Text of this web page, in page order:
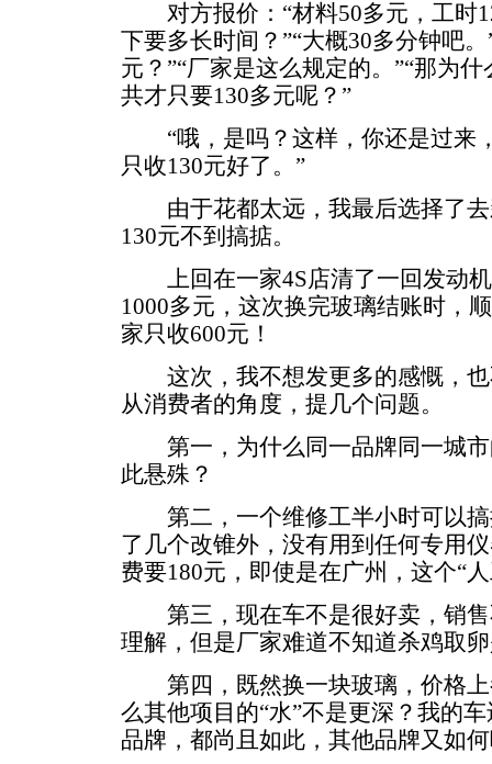
对方报价：“材料50多元，工时
下要多长时间？”“大概30多分钟吧
元？”“厂家是这么规定的。”“那为
共才只要130多元呢？”
“哦，是吗？这样，你还是过来
只收130元好了。”
由于花都太远，我最后选择了去
130元不到搞掂。
上回在一家4S店清了一回发动机
1000多元，这次换完玻璃结账时，
家只收600元！
这次，我不想发更多的感慨，也
从消费者的角度，提几个问题。
第一，为什么同一品牌同一城市
此悬殊？
第二，一个维修工半小时可以搞
了几个改锥外，没有用到任何专用
费要180元，即使是在广州，这个“
第三，现在车不是很好卖，销售
理解，但是厂家难道不知道杀鸡取
第四，既然换一块玻璃，价格上
么其他项目的“水”不是更深？我的
品牌，都尚且如此，其他品牌又如